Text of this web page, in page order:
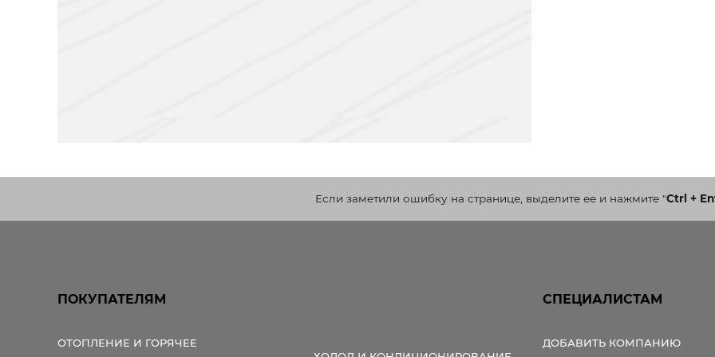
Если заметили ошибку на странице, выделите ее и нажмите"Ctrl +
ПОКУПАТЕЛЯМ
ОТОПЛЕНИЕ И ГОРЯЧЕЕ
СПЕЦИАЛИСТАМ
ДОБАВИТЬ КОМПАНИЮ